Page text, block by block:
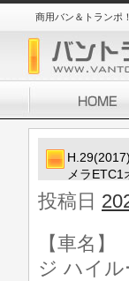
商用バン＆トランポ
メラETC1
投稿日
【車名
ジ ハイ